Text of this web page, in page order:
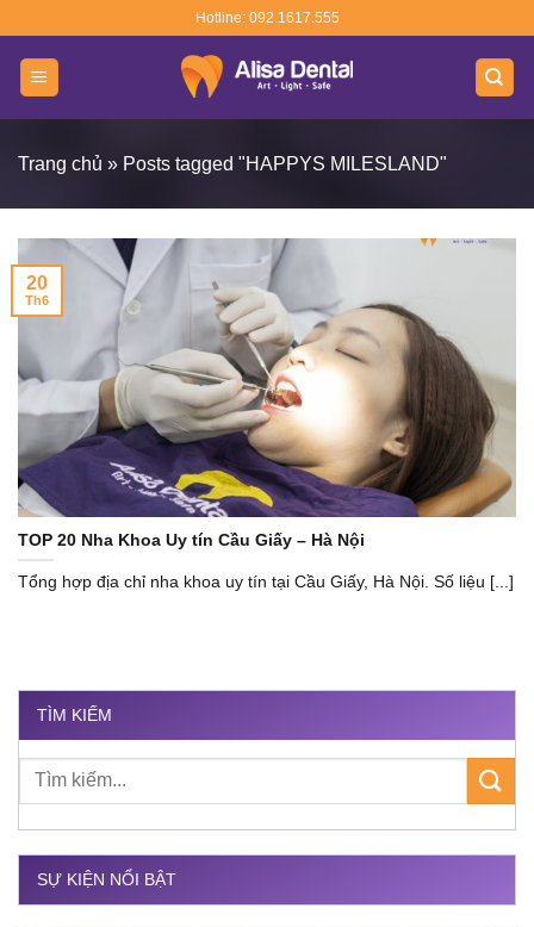
content
Hotline: 092.1617.555
Trang chủ » Posts tagged "HAPPYS MILESLAND"
TOP 20 Nha Khoa Uy tín Cầu Giấy – Hà Nội
Tổng hợp địa chỉ nha khoa uy tín tại Cầu Giấy, Hà Nội. Số liệu [...]
20
Th6
TÌM KIẾM
SỰ KIỆN NỔI BẬT